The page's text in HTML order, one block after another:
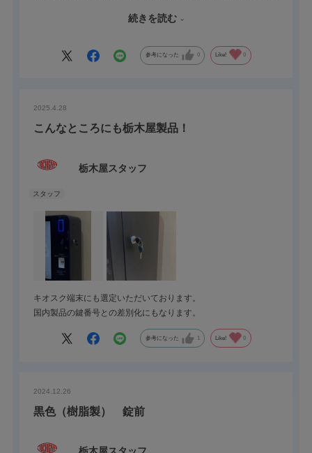
当社のみが取り扱っているドイツ部品メーカーのエムカ製品を使
当社製品（エムカ製品）のご採用理由をインタビューしました。
事。
1/4の回転（９０度）で開閉が出来るので重宝しているとの事。
続きを読む
参考になった 0 Like! 0
2025.4.28
こんなところにも栃木屋製品！
栃木屋スタッフ
キオスク端末にも選定いただいております。
国内製品の鍵番号との差別化にもなります。
参考になった Like! 0
2024.12.26
黒色（樹脂製） 錠前